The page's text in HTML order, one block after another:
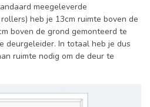
meegeleverde
heb je 13cm ruimte boven de
boven de grond gemonteerd te
deurgeleider. In totaal heb je dus
ruimte nodig om de deur te